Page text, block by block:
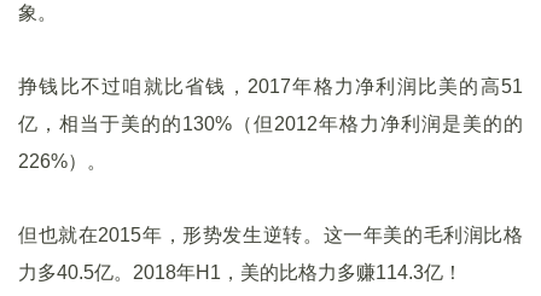
象。
挣钱比不过咱就比省钱，2017年格力净利润比美的高51
亿，相当于美的的130%（但2012年格力净利润是美的的
226%）。
但也就在2015年，形势发生逆转。这一年美的毛利润比格
力多40.5亿。2018年H1，美的比格力多赚114.3亿！